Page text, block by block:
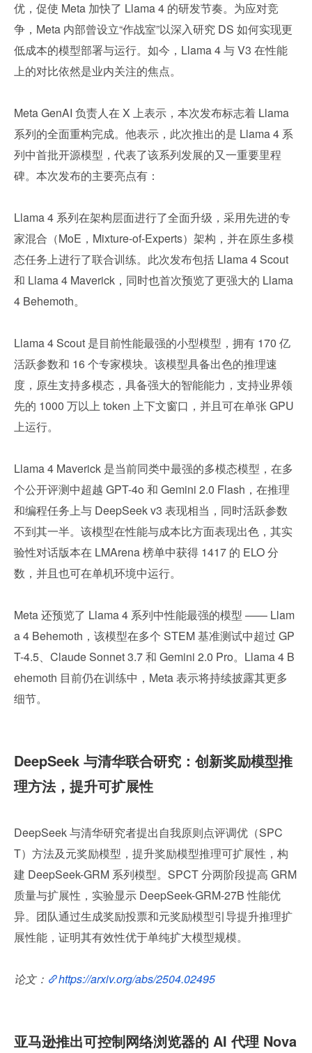
优，促使 Meta 加快了 Llama 4 的研发节奏。为应对竞
争，Meta 内部曾设立“作战室”以深入研究 DS 如何实现更
低成本的模型部署与运行。如今，Llama 4 与 V3 在性能
上的对比依然是业内关注的焦点。
Meta GenAI 负责人在 X 上表示，本次发布标志着 Llama
系列的全面重构完成。他表示，此次推出的是 Llama 4 系
列中首批开源模型，代表了该系列发展的又一重要里程
碑。本次发布的主要亮点有：
Llama 4 系列在架构层面进行了全面升级，采用先进的专
家混合（MoE，Mixture-of-Experts）架构，并在原生多模
态任务上进行了联合训练。此次发布包括 Llama 4 Scout
和 Llama 4 Maverick，同时也首次预览了更强大的 Llama
4 Behemoth。
Llama 4 Scout 是目前性能最强的小型模型，拥有 170 亿
活跃参数和 16 个专家模块。该模型具备出色的推理速
度，原生支持多模态，具备强大的智能能力，支持业界领
先的 1000 万以上 token 上下文窗口，并且可在单张 GPU
上运行。
Llama 4 Maverick 是当前同类中最强的多模态模型，在多
个公开评测中超越 GPT-4o 和 Gemini 2.0 Flash，在推理
和编程任务上与 DeepSeek v3 表现相当，同时活跃参数
不到其一半。该模型在性能与成本比方面表现出色，其实
验性对话版本在 LMArena 榜单中获得 1417 的 ELO 分
数，并且也可在单机环境中运行。
Meta 还预览了 Llama 4 系列中性能最强的模型 —— Llam
a 4 Behemoth，该模型在多个 STEM 基准测试中超过 GP
T-4.5、Claude Sonnet 3.7 和 Gemini 2.0 Pro。Llama 4 B
ehemoth 目前仍在训练中，Meta 表示将持续披露其更多
细节。
DeepSeek 与清华联合研究：创新奖励模型推
理方法，提升可扩展性
DeepSeek 与清华研究者提出自我原则点评调优（SPC
T）方法及元奖励模型，提升奖励模型推理可扩展性，构
建 DeepSeek-GRM 系列模型。SPCT 分两阶段提高 GRM
质量与扩展性，实验显示 DeepSeek-GRM-27B 性能优
异。团队通过生成奖励投票和元奖励模型引导提升推理扩
展性能，证明其有效性优于单纯扩大模型规模。
论文： https://arxiv.org/abs/2504.02495
亚马逊推出可控制网络浏览器的 AI 代理 Nova